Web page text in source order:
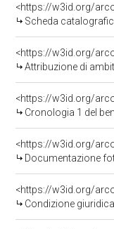
<https://w3id.org/
Scheda
<https://w3id.org/
Attribuzione di
<https://w3id.org/
Cronologia 1 del
Documentazione
Condizione